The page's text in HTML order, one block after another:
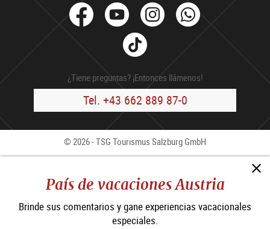
País de vacaciones Austria
Brinde sus comentarios y gane experiencias vacacionales
especiales.
facebook
YoutubeInstagram
Tik
Tok
¿Tiene preguntas? ¡Entonces llámenos!
Tel. +43 662 889 87-0
© 2026 - TSG Tourismus Salzburg GmbH
Aviso Legal
CCG
Declaración de accesibilidad